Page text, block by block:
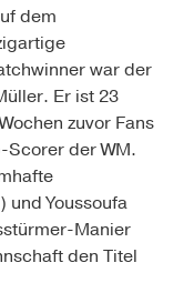
dem
war der
Er ist 23
zuvor Fans
Scorer der WM.
und Youssoufa
Manier
den Titel